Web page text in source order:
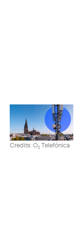
Credits: O2Telefónica